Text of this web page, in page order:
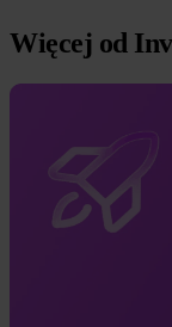
Więcej od